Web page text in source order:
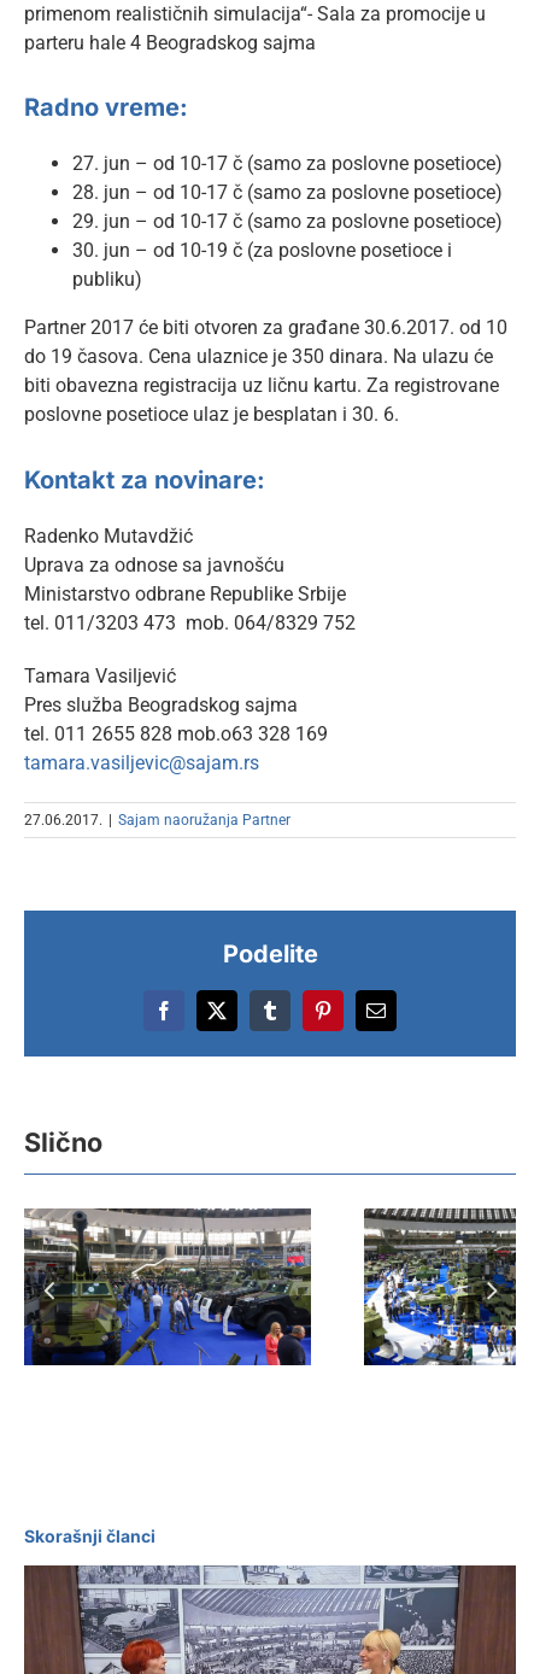
primenom realističnih simulacija“- Sala za promocije u
parteru hale 4 Beogradskog sajma
Radno vreme:
27. jun – od 10-17 č (samo za poslovne posetioce)
28. jun – od 10-17 č (samo za poslovne posetioce)
29. jun – od 10-17 č (samo za poslovne posetioce)
30. jun – od 10-19 č (za poslovne posetioce i
publiku)
Partner 2017 će biti otvoren za građane 30.6.2017. od 10
do 19 časova. Cena ulaznice je 350 dinara. Na ulazu će
biti obavezna registracija uz ličnu kartu. Za registrovane
poslovne posetioce ulaz je besplatan i 30. 6.
Kontakt za novinare:
Radenko Mutavdžić
Uprava za odnose sa javnošću
Ministarstvo odbrane Republike Srbije
tel. 011/3203 473 mob. 064/8329 752
Tamara Vasiljević
Pres služba Beogradskog sajma
tel. 011 2655 828 mob.o63 328 169
tamara.vasiljevic@sajam.rs
27.06.2017. | Sajam naoružanja Partner
Podelite
Facebook
X TumblrPinterestEmail
Slično
Otvoren
Međunarodni sajam
naoružanja i vojne
opreme „PARTNER
2025“
12.
sajam
na
Skorašnji članci